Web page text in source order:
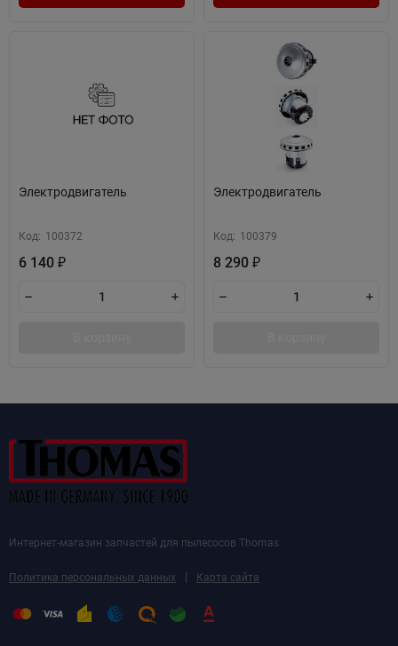
Электродвигатель
Код: 100372
6 140 ₽
Электродвигатель
Код: 100379
8 290 ₽
Интернет-магазин запчастей для пылесосов Thomas
Политика персональных данных | Карта сайта